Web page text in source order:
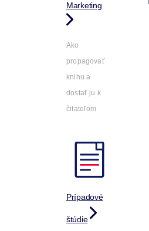
Marketing
Ako
propagovať
knihu a
dostať ju k
čitateľom
Prípadové
štúdie